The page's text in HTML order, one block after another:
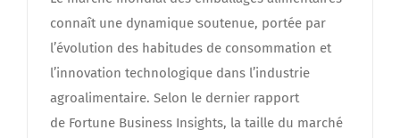
connaît une dynamique soutenue, portée par
l’évolution des habitudes de consommation et
l’innovation technologique dans l’industrie
agroalimentaire. Selon le dernier rapport
de Fortune Business Insights, la taille du marché